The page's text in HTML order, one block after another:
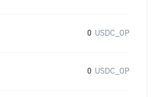
0 USDC_OP
0 USDC_OP